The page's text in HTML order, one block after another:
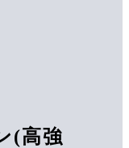
(高強